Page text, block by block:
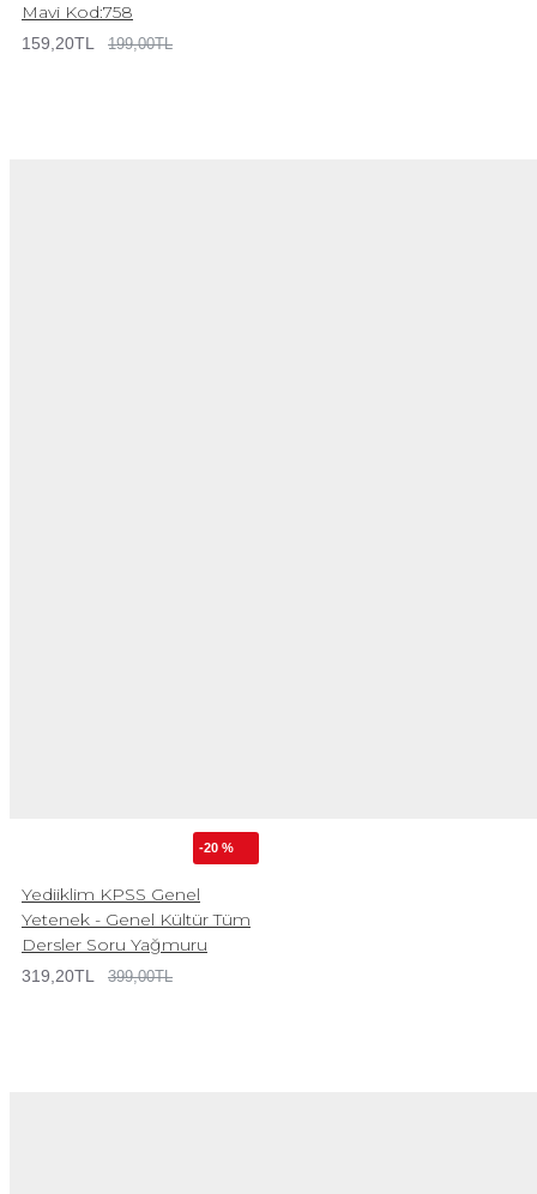
Mavi Kod:758
159,20TL 199,00TL
-20 %
Yediiklim KPSS Genel
Yetenek - Genel Kültür Tüm
Dersler Soru Yağmuru
319,20TL 399,00TL